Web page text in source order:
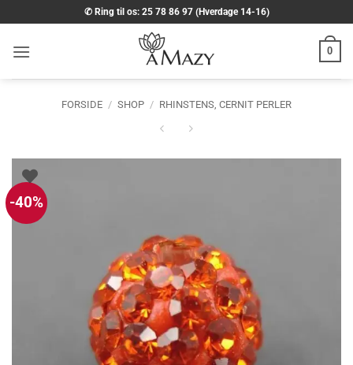
til
indhold
✆ Ring til os: 25 78 86 97 (Hverdage 14-16)
0
FORSIDE / SHOP / RHINSTENS, CERNIT PERLER
-40%